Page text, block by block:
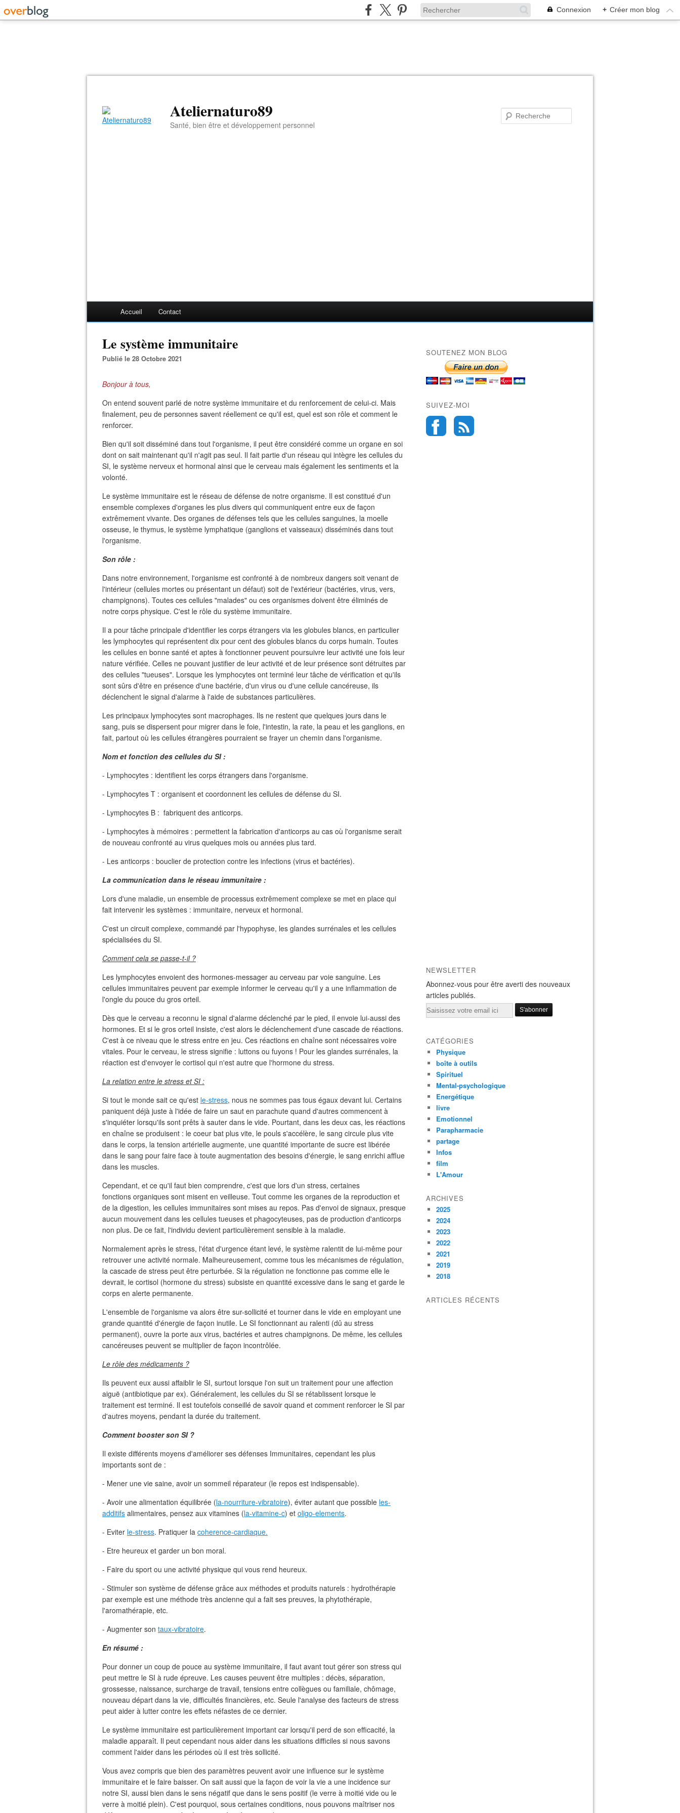
Connexion + Créer mon blog
Ateliernaturo89
Santé, bien être et développement personnel
Accueil Contact
Le système immunitaire
Publié le 28 Octobre 2021
Bonjour à tous,
On entend souvent parlé de notre système immunitaire et du renforcement de celui-ci. Mais
finalement, peu de personnes savent réellement ce qu'il est, quel est son rôle et comment le
renforcer.
Bien qu'il soit disséminé dans tout l'organisme, il peut être considéré comme un organe en soi
dont on sait maintenant qu'il n'agit pas seul. Il fait partie d'un réseau qui intègre les cellules du
SI, le système nerveux et hormonal ainsi que le cerveau mais également les sentiments et la
volonté.
Le système immunitaire est le réseau de défense de notre organisme. Il est constitué d'un
ensemble complexes d'organes les plus divers qui communiquent entre eux de façon
extrêmement vivante. Des organes de défenses tels que les cellules sanguines, la moelle
osseuse, le thymus, le système lymphatique (ganglions et vaisseaux) disséminés dans tout
l'organisme.
Son rôle :
Dans notre environnement, l'organisme est confronté à de nombreux dangers soit venant de
l'intérieur (cellules mortes ou présentant un défaut) soit de l'extérieur (bactéries, virus, vers,
champignons). Toutes ces cellules "malades" ou ces organismes doivent être éliminés de
notre corps physique. C'est le rôle du système immunitaire.
Il a pour tâche principale d'identifier les corps étrangers via les globules blancs, en particulier
les lymphocytes qui représentent dix pour cent des globules blancs du corps humain. Toutes
les cellules en bonne santé et aptes à fonctionner peuvent poursuivre leur activité une fois leur
nature vérifiée. Celles ne pouvant justifier de leur activité et de leur présence sont détruites par
des cellules "tueuses". Lorsque les lymphocytes ont terminé leur tâche de vérification et qu'ils
sont sûrs d'être en présence d'une bactérie, d'un virus ou d'une cellule cancéreuse, ils
déclenchent le signal d'alarme à l'aide de substances particulières.
Les principaux lymphocytes sont macrophages. Ils ne restent que quelques jours dans le
sang, puis se dispersent pour migrer dans le foie, l'intestin, la rate, la peau et les ganglions, en
fait, partout où les cellules étrangères pourraient se frayer un chemin dans l'organisme.
Nom et fonction des cellules du SI :
- Lymphocytes : identifient les corps étrangers dans l'organisme.
- Lymphocytes T : organisent et coordonnent les cellules de défense du SI.
- Lymphocytes B : fabriquent des anticorps.
- Lymphocytes à mémoires : permettent la fabrication d'anticorps au cas où l'organisme serait
de nouveau confronté au virus quelques mois ou années plus tard.
- Les anticorps : bouclier de protection contre les infections (virus et bactéries).
La communication dans le réseau immunitaire :
Lors d'une maladie, un ensemble de processus extrêmement complexe se met en place qui
fait intervenir les systèmes : immunitaire, nerveux et hormonal.
C'est un circuit complexe, commandé par l'hypophyse, les glandes surrénales et les cellules
spécialisées du SI.
Comment cela se passe-t-il ?
Les lymphocytes envoient des hormones-messager au cerveau par voie sanguine. Les
cellules immunitaires peuvent par exemple informer le cerveau qu'il y a une inflammation de
l'ongle du pouce du gros orteil.
Dès que le cerveau a reconnu le signal d'alarme déclenché par le pied, il envoie lui-aussi des
hormones. Et si le gros orteil insiste, c'est alors le déclenchement d'une cascade de réactions.
C'est à ce niveau que le stress entre en jeu. Ces réactions en chaîne sont nécessaires voire
vitales. Pour le cerveau, le stress signifie : luttons ou fuyons ! Pour les glandes surrénales, la
réaction est d'envoyer le cortisol qui n'est autre que l'hormone du stress.
La relation entre le stress et SI :
Si tout le monde sait ce qu'est le-stress, nous ne sommes pas tous égaux devant lui. Certains
paniquent déjà juste à l'idée de faire un saut en parachute quand d'autres commencent à
s'inquiéter lorsqu'ils sont prêts à sauter dans le vide. Pourtant, dans les deux cas, les réactions
en chaîne se produisent : le coeur bat plus vite, le pouls s'accélère, le sang circule plus vite
dans le corps, la tension artérielle augmente, une quantité importante de sucre est libérée
dans le sang pour faire face à toute augmentation des besoins d'énergie, le sang enrichi afflue
dans les muscles.
Cependant, et ce qu'il faut bien comprendre, c'est que lors d'un stress, certaines
fonctions organiques sont misent en veilleuse. Tout comme les organes de la reproduction et
de la digestion, les cellules immunitaires sont mises au repos. Pas d'envoi de signaux, presque
aucun mouvement dans les cellules tueuses et phagocyteuses, pas de production d'anticorps
non plus. De ce fait, l'individu devient particulièrement sensible à la maladie.
Normalement après le stress, l'état d'urgence étant levé, le système ralentit de lui-même pour
retrouver une activité normale. Malheureusement, comme tous les mécanismes de régulation,
la cascade de stress peut être perturbée. Si la régulation ne fonctionne pas comme elle le
devrait, le cortisol (hormone du stress) subsiste en quantité excessive dans le sang et garde le
corps en alerte permanente.
L'ensemble de l'organisme va alors être sur-sollicité et tourner dans le vide en employant une
grande quantité d'énergie de façon inutile. Le SI fonctionnant au ralenti (dû au stress
permanent), ouvre la porte aux virus, bactéries et autres champignons. De même, les cellules
cancéreuses peuvent se multiplier de façon incontrôlée.
Le rôle des médicaments ?
Ils peuvent eux aussi affaiblir le SI, surtout lorsque l'on suit un traitement pour une affection
aiguë (antibiotique par ex). Généralement, les cellules du SI se rétablissent lorsque le
traitement est terminé. Il est toutefois conseillé de savoir quand et comment renforcer le SI par
d'autres moyens, pendant la durée du traitement.
Comment booster son SI ?
Il existe différents moyens d'améliorer ses défenses Immunitaires, cependant les plus
importants sont de :
- Mener une vie saine, avoir un sommeil réparateur (le repos est indispensable).
- Avoir une alimentation équilibrée (la-nourriture-vibratoire), éviter autant que possible les-
additifs alimentaires, pensez aux vitamines (la-vitamine-c) et oligo-elements.
- Eviter le-stress. Pratiquer la coherence-cardiaque.
- Etre heureux et garder un bon moral.
- Faire du sport ou une activité physique qui vous rend heureux.
- Stimuler son système de défense grâce aux méthodes et produits naturels : hydrothérapie
par exemple est une méthode très ancienne qui a fait ses preuves, la phytothérapie,
l'aromathérapie, etc.
- Augmenter son taux-vibratoire.
En résumé :
Pour donner un coup de pouce au système immunitaire, il faut avant tout gérer son stress qui
peut mettre le SI à rude épreuve. Les causes peuvent être multiples : décès, séparation,
grossesse, naissance, surcharge de travail, tensions entre collègues ou familiale, chômage,
nouveau départ dans la vie, difficultés financières, etc. Seule l'analyse des facteurs de stress
peut aider à lutter contre les effets néfastes de ce dernier.
Le système immunitaire est particulièrement important car lorsqu'il perd de son efficacité, la
maladie apparaît. Il peut cependant nous aider dans les situations difficiles si nous savons
comment l'aider dans les périodes où il est très sollicité.
Vous avez compris que bien des paramètres peuvent avoir une influence sur le système
immunitaire et le faire baisser. On sait aussi que la façon de voir la vie a une incidence sur
notre SI, aussi bien dans le sens négatif que dans le sens positif (le verre à moitié vide ou le
verre à moitié plein). C'est pourquoi, sous certaines conditions, nous pouvons maîtriser nos
SOUTENEZ MON BLOG
SUIVEZ-MOI
NEWSLETTER
Abonnez-vous pour être averti des nouveaux
articles publiés.
Email
CATÉGORIES
Physique
boîte à outils
Spirituel
Mental-psychologique
Energétique
livre
Emotionnel
Parapharmacie
partage
Infos
film
L'Amour
ARCHIVES
2025
2024
2023
2022
2021
2019
2018
ARTICLES RÉCENTS